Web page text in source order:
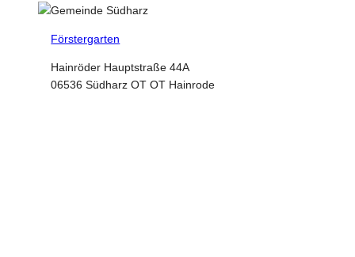
Förstergarten
Hainröder Hauptstraße 44A
06536 Südharz OT OT Hainrode